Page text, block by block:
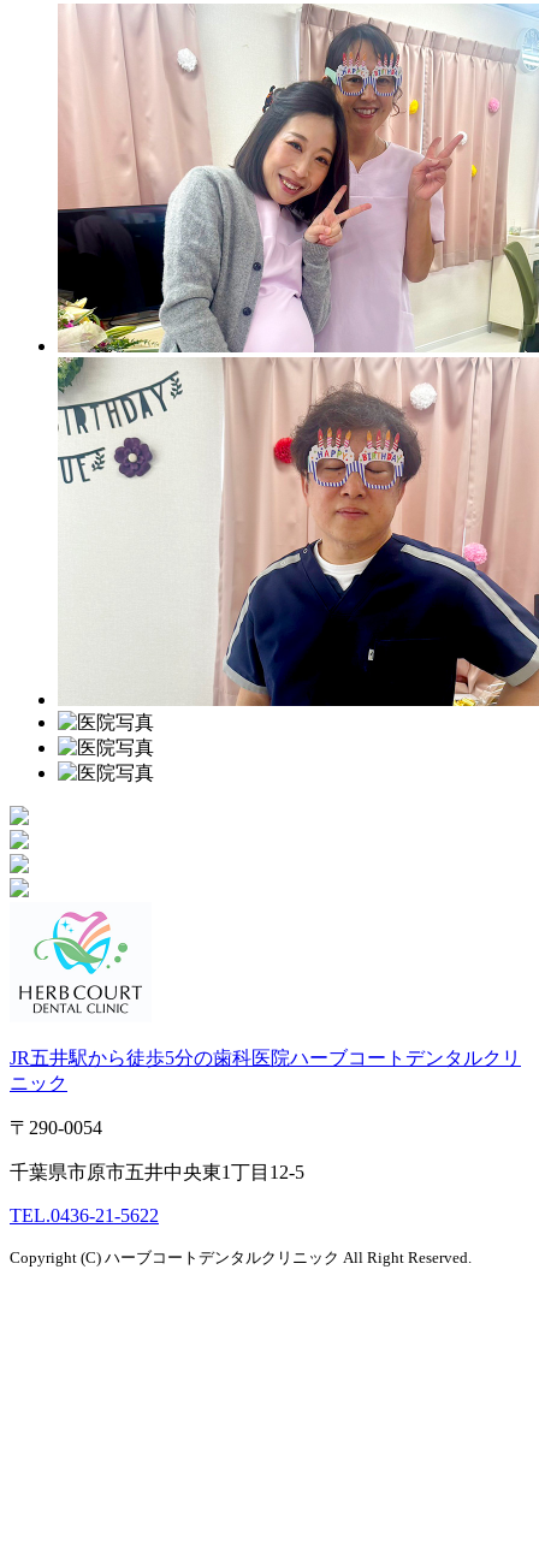
JR五井駅から徒歩5分の歯科医院ハーブコートデンタルクリ
ニック
〒290-0054
千葉県市原市五井中央東1丁目12-5
TEL.0436-21-5622
Copyright (C) ハーブコートデンタルクリニック All Right Reserved.